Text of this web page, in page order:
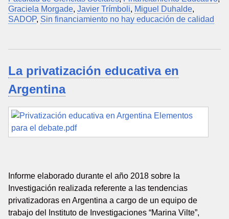
Graciela Morgade, Javier Trímboli, Miguel Duhalde,
SADOP, Sin financiamiento no hay educación de calidad
La privatización educativa en
Argentina
Informe elaborado durante el año 2018 sobre la
Investigación realizada referente a las tendencias
privatizadoras en Argentina a cargo de un equipo de
trabajo del Instituto de Investigaciones “Marina Vilte”,